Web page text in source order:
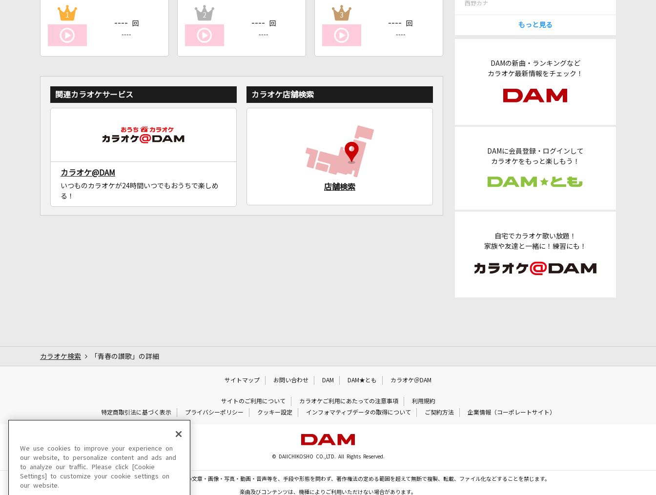
西野カナ
もっと見る
DAMの新曲・ランキングなど
カラオケ最新情報をチェック！
DAMに会員登録・ログインして
カラオケをもっと楽しもう！
自宅でカラオケ歌い放題！
家族や友達と一緒に！練習にも！
1
---- 回
----
2
---- 回
----
3
---- 回
----
関連カラオケサービス
カラオケ@DAM
いつものカラオケが24時間いつでもおうちで楽しめ
る！
カラオケ店舗検索
店舗検索
カラオケ検索 「青春の讃歌」の詳細
サイトマップ お問い合わせ DAM DAM★とも カラオケ＠DAM
サイトのご利用について カラオケご利用にあたっての注意事項
利用規約
特定商取引法に基づく表示
プライバシーポリシー クッキー設定 インフォマティブデータの取得について ご契約方法 企業情報（コーポレートサイト）
© DAIICHIKOSHO CO.,LTD. All Rights Reserved.
このサイトに掲載されている一切の文章・画像・写真・動画・音声等を、手段や形態を問わず、著作権法の定める範囲を超えて無断で複製、転載、ファイル化などすることを禁じます。
楽曲及びコンテンツは、機種によりご利用いただけない場合があります。
We use cookies to improve your experience on
our website, to personalize content and ads and
to analyze our traffic. Please click [Cookie
Settings] to customize your cookie settings on
our website.